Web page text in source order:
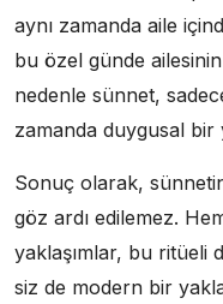
aynı zamanda aile
bu özel günde
nedenle sünnet,
zamanda duygusal
Sonuç olarak,
göz ardı edilemez.
yaklaşımlar, bu ritüeli
siz de modern bir